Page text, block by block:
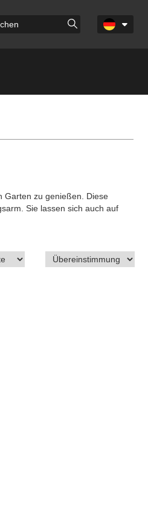
Garten zu genießen. Diese
Sie lassen sich auch auf